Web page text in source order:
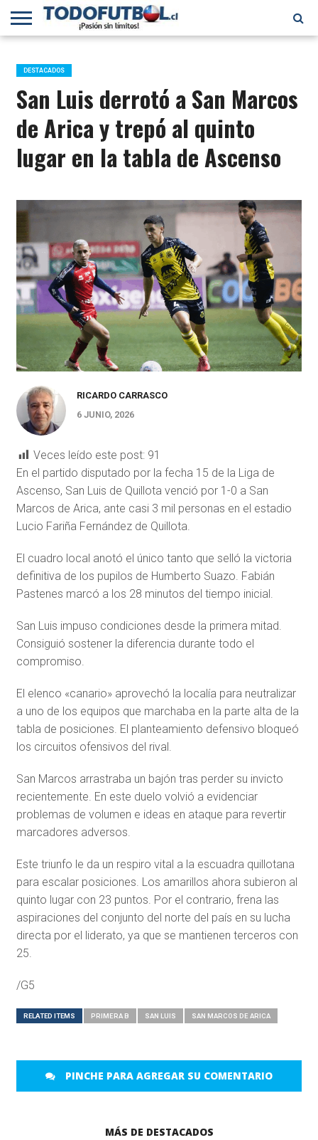
PRIMERA
B
SELECCIÓN
CHILENA
CHILENOS
EN EL
MUNDO
FÚTBOL
INTERNACIONAL
DESTACADOS
San Luis derrotó a San Marcos
de Arica y trepó al quinto
lugar en la tabla de Ascenso
RICARDO CARRASCO
6 JUNIO, 2026
Veces leído este post: 91
En el partido disputado por la fecha 15 de la Liga de
Ascenso, San Luis de Quillota venció por 1-0 a San
Marcos de Arica, ante casi 3 mil personas en el estadio
Lucio Fariña Fernández de Quillota.
El cuadro local anotó el único tanto que selló la victoria
definitiva de los pupilos de Humberto Suazo. Fabián
Pastenes marcó a los 28 minutos del tiempo inicial.
San Luis impuso condiciones desde la primera mitad.
Consiguió sostener la diferencia durante todo el
compromiso.
El elenco «canario» aprovechó la localía para neutralizar
a uno de los equipos que marchaba en la parte alta de la
tabla de posiciones. El planteamiento defensivo bloqueó
los circuitos ofensivos del rival.
San Marcos arrastraba un bajón tras perder su invicto
recientemente. En este duelo volvió a evidenciar
problemas de volumen e ideas en ataque para revertir
marcadores adversos.
Este triunfo le da un respiro vital a la escuadra quillotana
para escalar posiciones. Los amarillos ahora subieron al
quinto lugar con 23 puntos. Por el contrario, frena las
aspiraciones del conjunto del norte del país en su lucha
directa por el liderato, ya que se mantienen terceros con
25.
/G5
RELATED ITEMS PRIMERA B SAN LUIS SAN MARCOS DE ARICA
PINCHE PARA AGREGAR SU COMENTARIO
MÁS DE DESTACADOS